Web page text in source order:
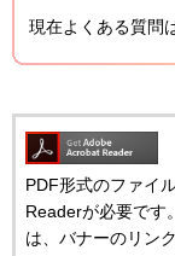
現在よくある質問
PDF形式のファイ
Readerが必要です
は、バナーのリン